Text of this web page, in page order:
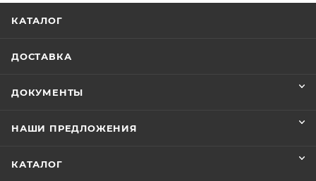
КАТАЛОГ
ДОСТАВКА
ДОКУМЕНТЫ
НАШИ ПРЕДЛОЖЕНИЯ
КАТАЛОГ